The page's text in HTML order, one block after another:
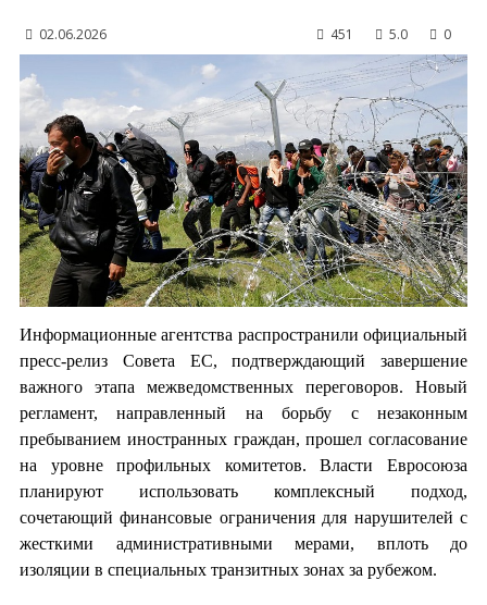
02.06.2026 451 5.0 0
Информационные агентства распространили официальный
пресс-релиз Совета ЕС, подтверждающий завершение
важного этапа межведомственных переговоров. Новый
регламент, направленный на борьбу с незаконным
пребыванием иностранных граждан, прошел согласование
на уровне профильных комитетов. Власти Евросоюза
планируют использовать комплексный подход,
сочетающий финансовые ограничения для нарушителей с
жесткими административными мерами, вплоть до
изоляции в специальных транзитных зонах за рубежом.